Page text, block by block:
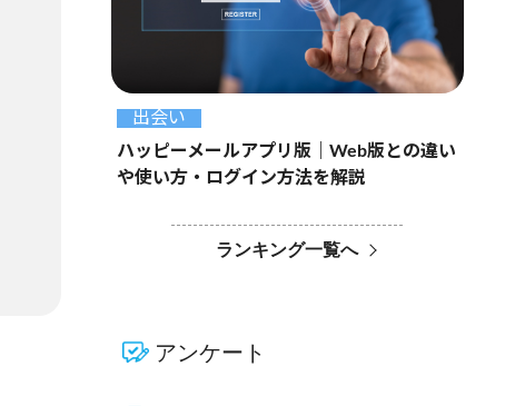
出会い
ハッピーメールアプリ版｜Web版との違い
や使い方・ログイン方法を解説
ランキング一覧へ
アンケート